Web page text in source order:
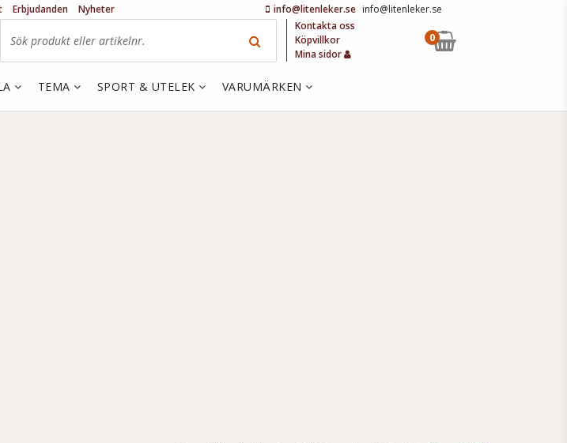
info@litenleker.se info@litenleker.se
Erbjudanden
Nyheter
Kontakta oss
Köpvillkor
Mina sidor
0
TEMA SPORT & UTELEK VARUMÄRKEN